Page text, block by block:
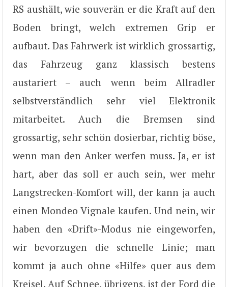
RS aushält, wie souverän er die Kraft auf den
Boden bringt, welch extremen Grip er
aufbaut. Das Fahrwerk ist wirklich grossartig,
das Fahrzeug ganz klassisch bestens
austariert – auch wenn beim Allradler
selbstverständlich sehr viel Elektronik
mitarbeitet. Auch die Bremsen sind
grossartig, sehr schön dosierbar, richtig böse,
wenn man den Anker werfen muss. Ja, er ist
hart, aber das soll er auch sein, wer mehr
Langstrecken-Komfort will, der kann ja auch
einen Mondeo Vignale kaufen. Und nein, wir
haben den «Drift»-Modus nie eingeworfen,
wir bevorzugen die schnelle Linie; man
kommt ja auch ohne «Hilfe» quer aus dem
Kreisel. Auf Schnee, übrigens, ist der Ford die